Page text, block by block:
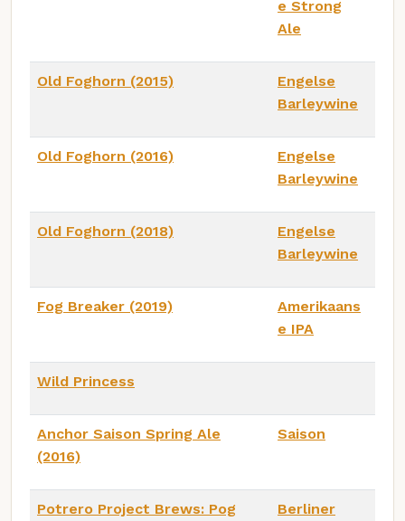
e Strong
Ale
Old Foghorn (2015)
Engelse
Barleywine
Old Foghorn (2016)
Engelse
Barleywine
Old Foghorn (2018)
Engelse
Barleywine
Fog Breaker (2019)
Amerikaans
e IPA
Wild Princess
Anchor Saison Spring Ale
(2016)
Saison
Potrero Project Brews: Pog
Berliner